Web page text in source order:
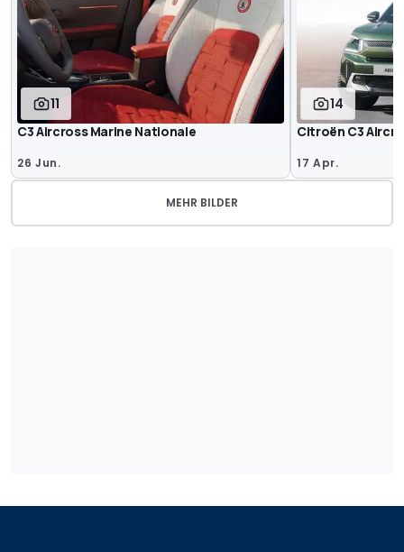
11
C3 Aircross Marine Nationale
26 Jun.
14
Citroën C3
17 Apr.
MEHR BILDER